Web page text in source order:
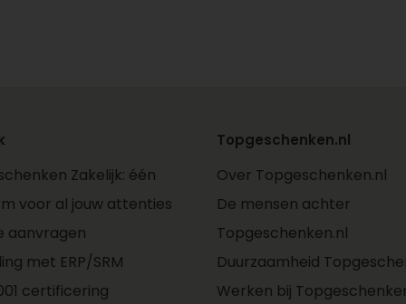
Zakelijk: één
voor al jouw attenties
aanvragen
met ERP/SRM
certificering
Topgeschenken.nl
Over Topgeschenken.nl
De mensen achter
Topgeschenken.nl
Duurzaamheid
Werken bij